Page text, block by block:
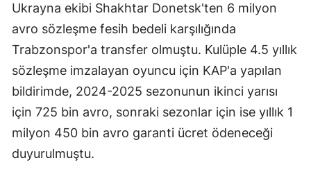
Ukrayna ekibi Shakhtar Donetsk'ten 6 milyon
avro sözleşme fesih bedeli karşılığında
Trabzonspor'a transfer olmuştu. Kulüple 4.5 yıllık
sözleşme imzalayan oyuncu için KAP'a yapılan
bildirimde, 2024-2025 sezonunun ikinci yarısı
için 725 bin avro, sonraki sezonlar için ise yıllık 1
milyon 450 bin avro garanti ücret ödeneceği
duyurulmuştu.